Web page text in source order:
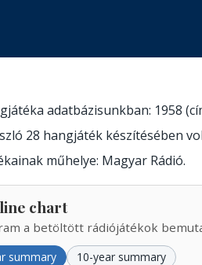
adatbázisunkban: 1958
28 hangjáték készítésében
műhelye: Magyar Rádió.
chart
a betöltött rádiójátékok
summary 10-year summary